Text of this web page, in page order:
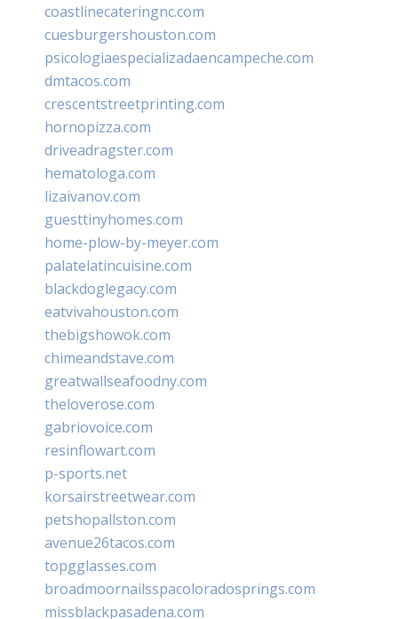
coastlinecateringnc.com
cuesburgershouston.com
psicologiaespecializadaencampeche.com
dmtacos.com
crescentstreetprinting.com
hornopizza.com
driveadragster.com
hematologa.com
lizaivanov.com
guesttinyhomes.com
home-plow-by-meyer.com
palatelatincuisine.com
blackdoglegacy.com
eatvivahouston.com
thebigshowok.com
chimeandstave.com
greatwallseafoodny.com
theloverose.com
gabriovoice.com
resinflowart.com
p-sports.net
korsairstreetwear.com
petshopallston.com
avenue26tacos.com
topgglasses.com
broadmoornailsspacoloradosprings.com
missblackpasadena.com